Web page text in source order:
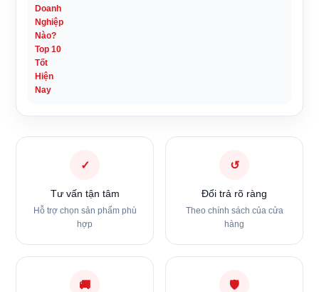
✓
Tư vấn tận tâm
Hỗ trợ chọn sản phẩm phù
hợp
↺
Đổi trả rõ ràng
Theo chính sách của cửa
hàng
🚚 🛡